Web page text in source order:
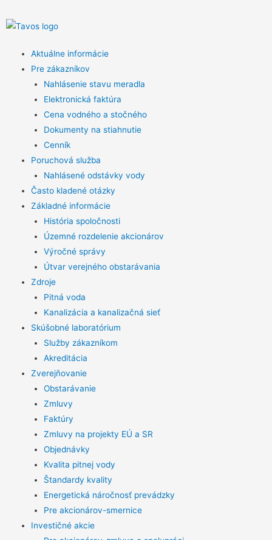
Aktuálne informácie
Pre zákazníkov
Nahlásenie stavu meradla
Elektronická faktúra
Cena vodného a stočného
Dokumenty na stiahnutie
Cenník
Poruchová služba
Nahlásené odstávky vody
Často kladené otázky
Základné informácie
História spoločnosti
Územné rozdelenie akcionárov
Výročné správy
Útvar verejného obstarávania
Zdroje
Pitná voda
Kanalizácia a kanalizačná sieť
Skúšobné laboratórium
Služby zákazníkom
Akreditácia
Zverejňovanie
Obstarávanie
Zmluvy
Faktúry
Zmluvy na projekty EÚ a SR
Objednávky
Kvalita pitnej vody
Štandardy kvality
Energetická náročnosť prevádzky
Pre akcionárov-smernice
Investičné akcie